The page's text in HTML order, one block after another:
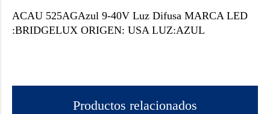
ACAU 525AGAzul 9-40V Luz Difusa MARCA LED
:BRIDGELUX ORIGEN: USA LUZ:AZUL
Productos relacionados